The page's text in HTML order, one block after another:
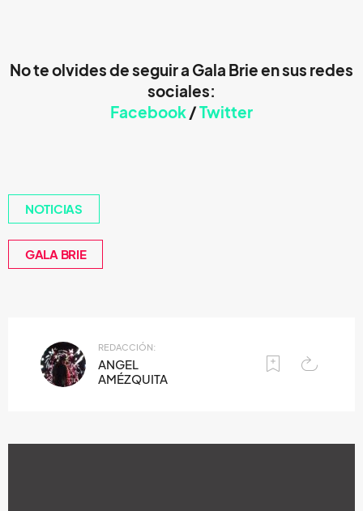
No te olvides de seguir a Gala Brieen sus redes
sociales:
Facebook/Twitter
NOTICIAS
GALA BRIE
REDACCIÓN:
ANGEL
AMÉZQUITA